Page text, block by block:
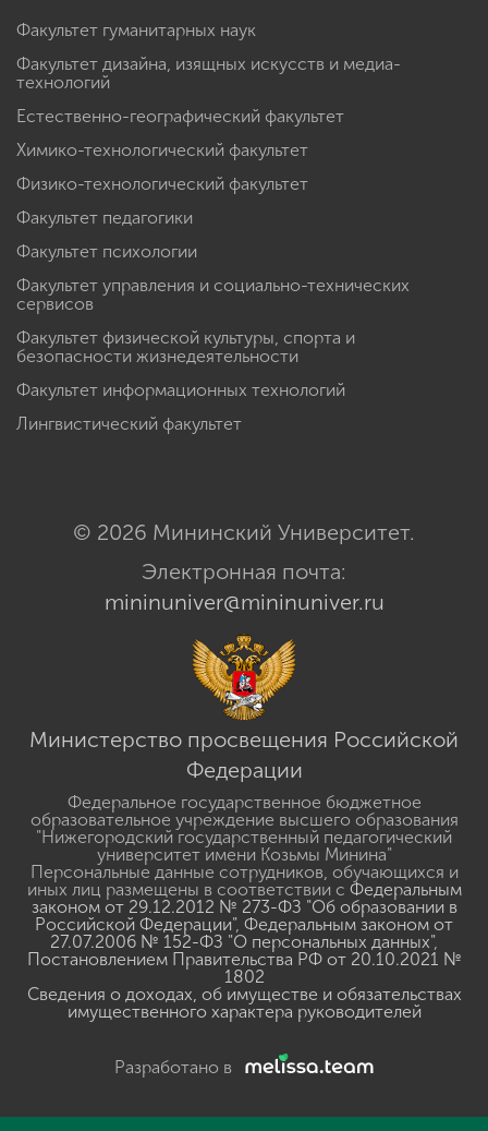
Факультет гуманитарных наук
Факультет дизайна, изящных искусств и медиа-
технологий
Естественно-географический факультет
Химико-технологический факультет
Физико-технологический факультет
Факультет педагогики
Факультет психологии
Факультет управления и социально-технических
сервисов
Факультет физической культуры, спорта и
безопасности жизнедеятельности
Факультет информационных технологий
Лингвистический факультет
© 2026 Мининский Университет.
Электронная почта:
mininuniver@mininuniver.ru
Министерство просвещения Российской
Федерации
Федеральное государственное бюджетное
образовательное учреждение высшего образования
"Нижегородский государственный педагогический
университет имени Козьмы Минина"
Персональные данные сотрудников, обучающихся и
иных лиц размещены в соответствии с Федеральным
законом от 29.12.2012 № 273-ФЗ "Об образовании в
Российской Федерации", Федеральным законом от
27.07.2006 № 152-ФЗ "О персональных данных",
Постановлением Правительства РФ от 20.10.2021 №
1802
Сведения о доходах, об имуществе и обязательствах
имущественного характера руководителей
Разработано в